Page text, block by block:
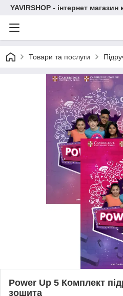
YAVIRSHOP - інтернет
Товари та послуги
Power Up 5 Комплект
зошита